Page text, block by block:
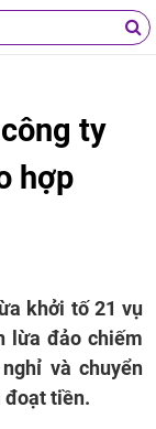
ty
hợp
khởi tố 21 vụ
lừa đảo chiếm
và chuyển
đoạt tiền.